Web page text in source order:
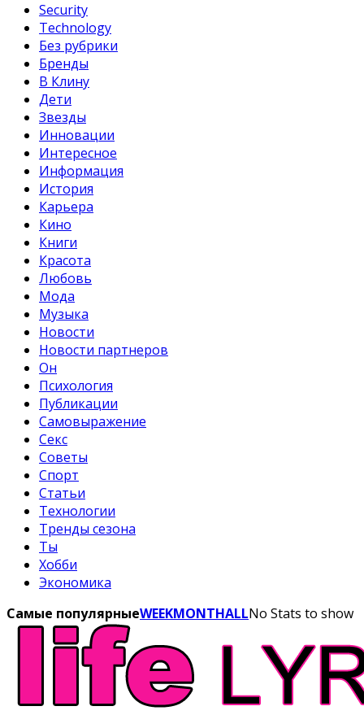
Security
Technology
Без рубрики
Бренды
В Клину
Дети
Звезды
Инновации
Интересное
Информация
История
Карьера
Кино
Книги
Красота
Любовь
Мода
Музыка
Новости
Новости партнеров
Он
Психология
Публикации
Самовыражение
Секс
Советы
Спорт
Статьи
Технологии
Тренды сезона
Ты
Хобби
Экономика
Самые популярныеWEEKMONTHALLNo Stats to show